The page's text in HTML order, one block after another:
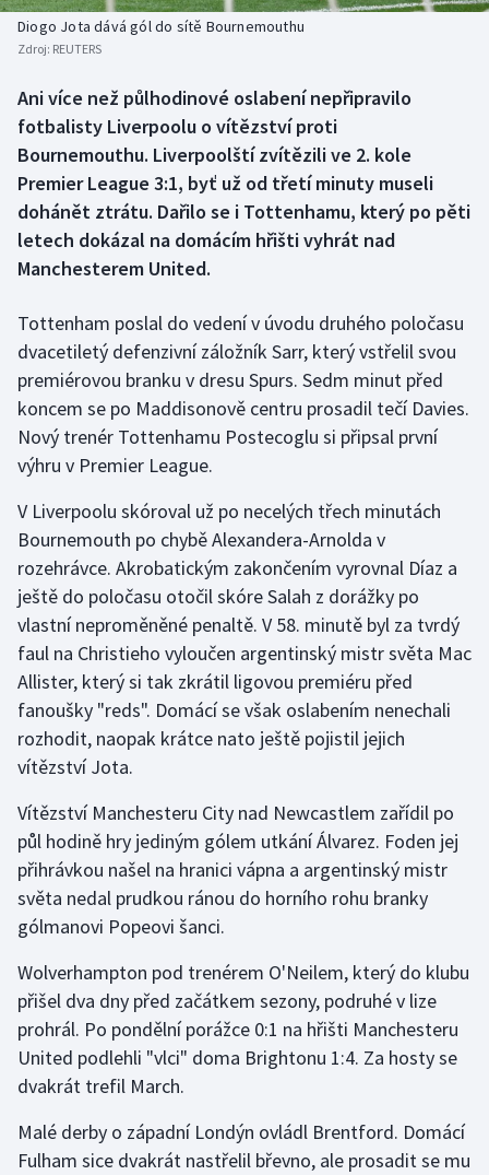
Boby a skeleton
Box
Dostihy
Florbal
Golf
Gymnastika
Házená
Jezdectví
Judo
Krasobruslení
Lezení
Lyže a snowboard
Moderní pětiboj
Motorsport
Olympijské hry
Parasport
Plavání
Plážový volejbal
Ragby
Rychlobruslení
AZ kvíz
Diogo Jota dává gól do sítě Bournemouthu
Zdroj: REUTERS
Ani více než půlhodinové oslabení nepřipravilo
fotbalisty Liverpoolu o vítězství proti
Bournemouthu. Liverpoolští zvítězili ve 2. kole
Premier League 3:1, byť už od třetí minuty museli
dohánět ztrátu. Dařilo se i Tottenhamu, který po pěti
letech dokázal na domácím hřišti vyhrát nad
Manchesterem United.
Tottenham poslal do vedení v úvodu druhého poločasu
dvacetiletý defenzivní záložník Sarr, který vstřelil svou
premiérovou branku v dresu Spurs. Sedm minut před
koncem se po Maddisonově centru prosadil tečí Davies.
Nový trenér Tottenhamu Postecoglu si připsal první
výhru v Premier League.
V Liverpoolu skóroval už po necelých třech minutách
Bournemouth po chybě Alexandera-Arnolda v
rozehrávce. Akrobatickým zakončením vyrovnal Díaz a
ještě do poločasu otočil skóre Salah z dorážky po
vlastní neproměněné penaltě. V 58. minutě byl za tvrdý
faul na Christieho vyloučen argentinský mistr světa Mac
Allister, který si tak zkrátil ligovou premiéru před
fanoušky "reds". Domácí se však oslabením nenechali
rozhodit, naopak krátce nato ještě pojistil jejich
vítězství Jota.
Vítězství Manchesteru City nad Newcastlem zařídil po
půl hodině hry jediným gólem utkání Álvarez. Foden jej
přihrávkou našel na hranici vápna a argentinský mistr
světa nedal prudkou ránou do horního rohu branky
gólmanovi Popeovi šanci.
Wolverhampton pod trenérem O'Neilem, který do klubu
přišel dva dny před začátkem sezony, podruhé v lize
prohrál. Po pondělní porážce 0:1 na hřišti Manchesteru
United podlehli "vlci" doma Brightonu 1:4. Za hosty se
dvakrát trefil March.
Malé derby o západní Londýn ovládl Brentford. Domácí
Fulham sice dvakrát nastřelil břevno, ale prosadit se mu